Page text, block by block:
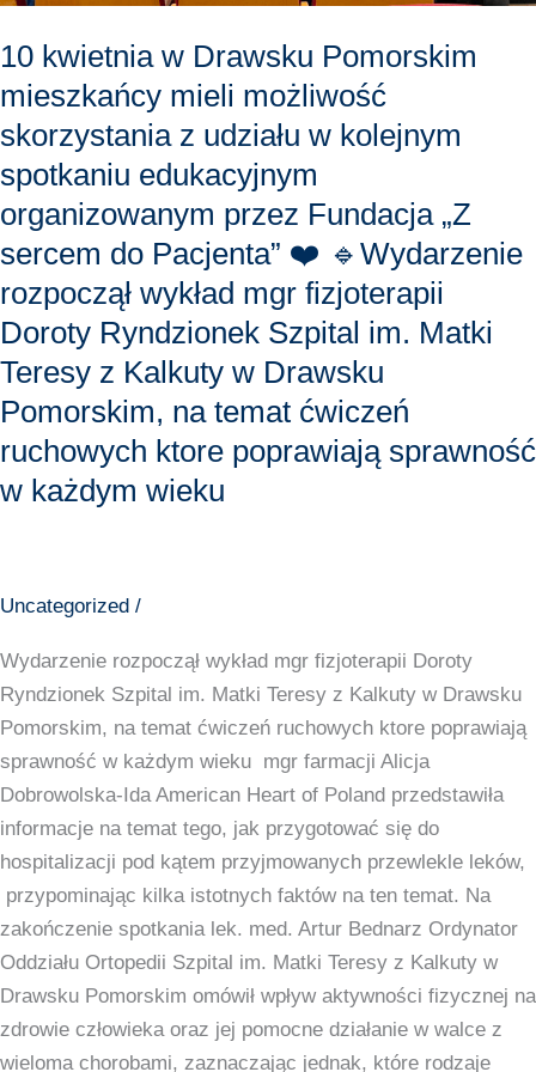
10 kwietnia w Drawsku Pomorskim
mieszkańcy mieli możliwość
skorzystania z udziału w kolejnym
spotkaniu edukacyjnym
organizowanym przez Fundacja „Z
sercem do Pacjenta” ❤️ 🔹Wydarzenie
rozpoczął wykład mgr fizjoterapii
Doroty Ryndzionek Szpital im. Matki
Teresy z Kalkuty w Drawsku
Pomorskim, na temat ćwiczeń
ruchowych ktore poprawiają sprawność
w każdym wieku
Uncategorized /
Wydarzenie rozpoczął wykład mgr fizjoterapii Doroty
Ryndzionek Szpital im. Matki Teresy z Kalkuty w Drawsku
Pomorskim, na temat ćwiczeń ruchowych ktore poprawiają
sprawność w każdym wieku mgr farmacji Alicja
Dobrowolska-Ida American Heart of Poland przedstawiła
informacje na temat tego, jak przygotować się do
hospitalizacji pod kątem przyjmowanych przewlekle leków,
przypominając kilka istotnych faktów na ten temat. Na
zakończenie spotkania lek. med. Artur Bednarz Ordynator
Oddziału Ortopedii Szpital im. Matki Teresy z Kalkuty w
Drawsku Pomorskim omówił wpływ aktywności fizycznej na
zdrowie człowieka oraz jej pomocne działanie w walce z
wieloma chorobami, zaznaczając jednak, które rodzaje
kolejnym
spotkaniu
edukacyjnym
organizowanym
przez
Fundacja
„Z
sercem
do
Pacjenta”
❤️
rozpoczął
wykład
Doroty
Szpital
im.
Matki
Teresy
z
Kalkuty
w
Drawsku
Pomorskim,
na
temat
ćwiczeń